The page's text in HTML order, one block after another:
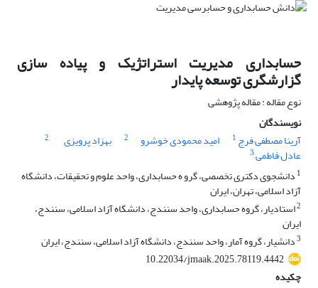
حسابداری مدیریت استراتژیک و پیاده سازی
گزارشگری توسعه پایدار
نوع مقاله : مقاله پژوهشی
نویسندگان
آرینا مصطفی فرج 1 امید محمودی خوشرو 2 بهزاد پرویزی 2
عادل فاطمی3
1 دانشجوی دکتری تخصصی، گرو ه حسابداری، واحد علوم و تحقیقات، دانشگاه
آزاد اسلامی، تهران، ایران
2استادیار، گروه حسابداری، واحد سنندج، دانشگاه آزاد اسلامی، سنندج،
ایران
3دانشیار، گروه آمار، واحد سنندج، دانشگاه آزاد اسلامی، سنندج، ایران
10.22034/jmaak.2025.78119.4442
چکیده